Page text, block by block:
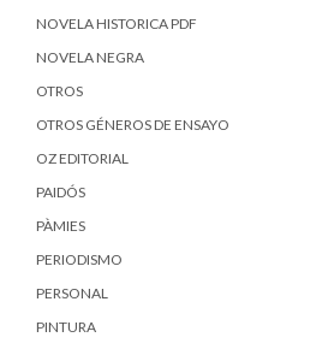
NOVELA HISTORICA PDF
NOVELA NEGRA
OTROS
OTROS GÉNEROS DE ENSAYO
OZ EDITORIAL
PAIDÓS
PÀMIES
PERIODISMO
PERSONAL
PINTURA